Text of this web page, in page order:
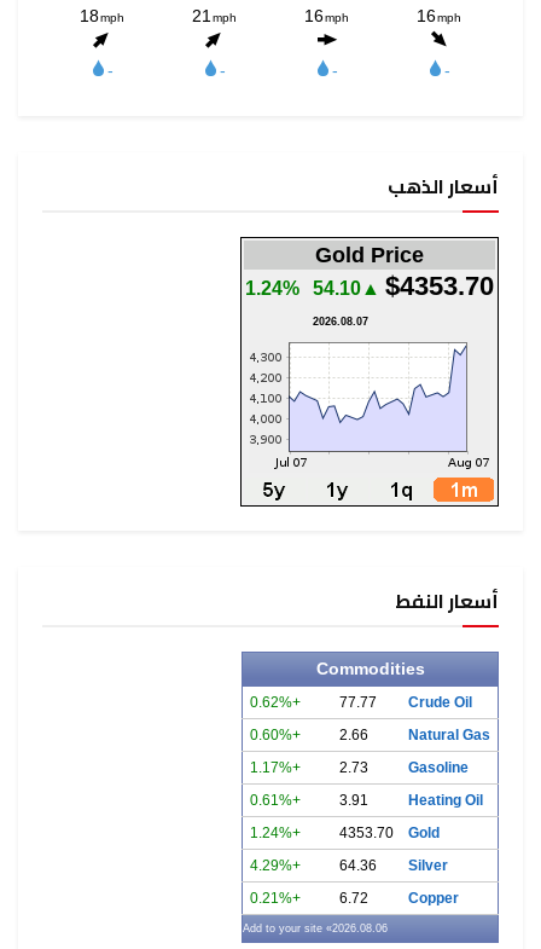
أسعار الذهب
Gold Price
$4353.70
▲54.10
1.24%
2026.08.07
أسعار النفط
Commodities
Crude Oil
77.77
+0.62%
Natural Gas
2.66
+0.60%
Gasoline
2.73
+1.17%
Heating Oil
3.91
+0.61%
Gold
4353.70
+1.24%
Silver
64.36
+4.29%
Copper
6.72
+0.21%
2026.08.06
» Add to your site